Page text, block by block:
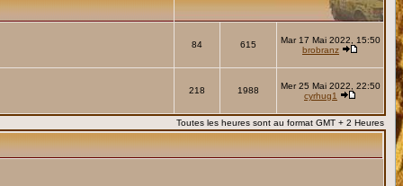
84 615
Mar 17 Mai 2022, 15:50
brobranz
218 1988
Mer 25 Mai 2022, 22:50
cyrhug1
Toutes les heures sont au format GMT + 2 Heures